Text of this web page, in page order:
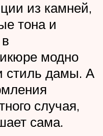
из камней,
тона и
модно
стиль дамы. А
случая,
сама.